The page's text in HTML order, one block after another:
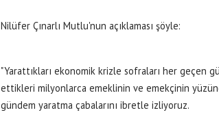
Nilüfer Çınarlı Mutlu'nun açıklaması şöyle:
"Yarattıkları ekonomik krizle sofraları her geçen
ettikleri milyonlarca emeklinin ve emekçinin
gündem yaratma çabalarını ibretle izliyoruz.